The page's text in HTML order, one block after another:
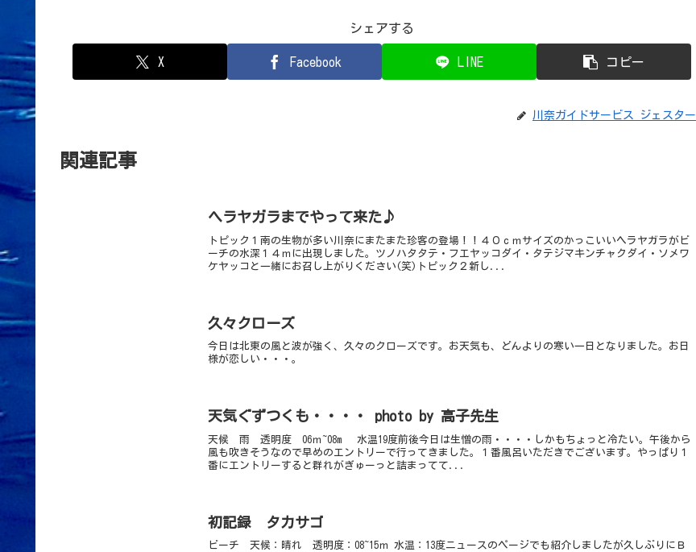
シェアする
X Facebook LINE コピー
川奈ガイドサービス ジェスター
関連記事
ヘラヤガラまでやって来た♪
トピック１南の生物が多い川奈にまたまた珍客の登場！！４０ｃｍサイズのかっこいいヘラヤガラがビ
ーチの水深１４ｍに出現しました。ツノハタタテ・フエヤッコダイ・タテジマキンチャクダイ・ソメワ
ケヤッコと一緒にお召し上がりください(笑)トピック２新し...
久々クローズ
今日は北東の風と波が強く、久々のクローズです。お天気も、どんよりの寒い一日となりました。お日
様が恋しい・・・。
天気ぐずつくも・・・・ photo by 高子先生
天候 雨 透明度 06ｍ~08m 水温19度前後今日は生憎の雨・・・・しかもちょっと冷たい。午後から
風も吹きそうなので早めのエントリーで行ってきました。１番風呂いただきでございます。やっぱり１
番にエントリーすると群れがぎゅーっと詰まってて...
初記録 タカサゴ
ビーチ 天候：晴れ 透明度：08~15ｍ 水温：13度ニュースのページでも紹介しましたが久しぶりにＢ